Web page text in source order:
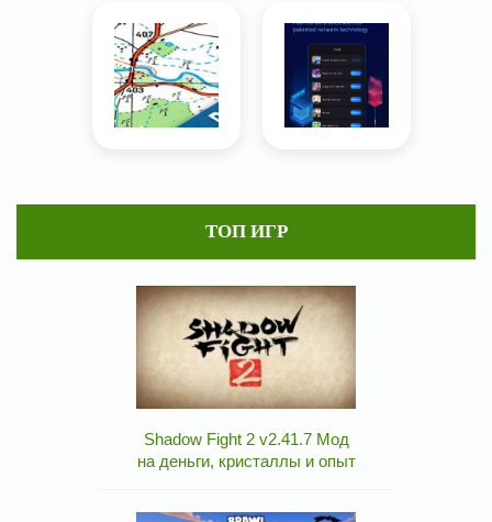
ТОП ИГР
Shadow Fight 2 v2.41.7 Мод
на деньги, кристаллы и опыт